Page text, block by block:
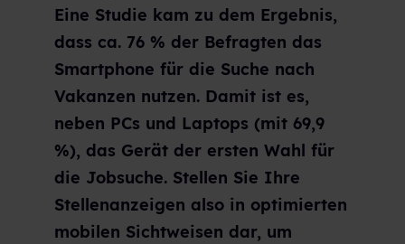
Eine Studie kam zu dem Ergebnis,
dass ca. 76 % der Befragten das
Smartphone für die Suche nach
Vakanzen nutzen. Damit ist es,
neben PCs und Laptops (mit 69,9
%), das Gerät der ersten Wahl für
die Jobsuche. Stellen Sie Ihre
Stellenanzeigen also in optimierten
mobilen Sichtweisen dar, um